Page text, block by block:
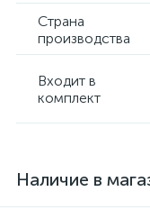
Страна
производства
Входит в
комплект
Наличие в